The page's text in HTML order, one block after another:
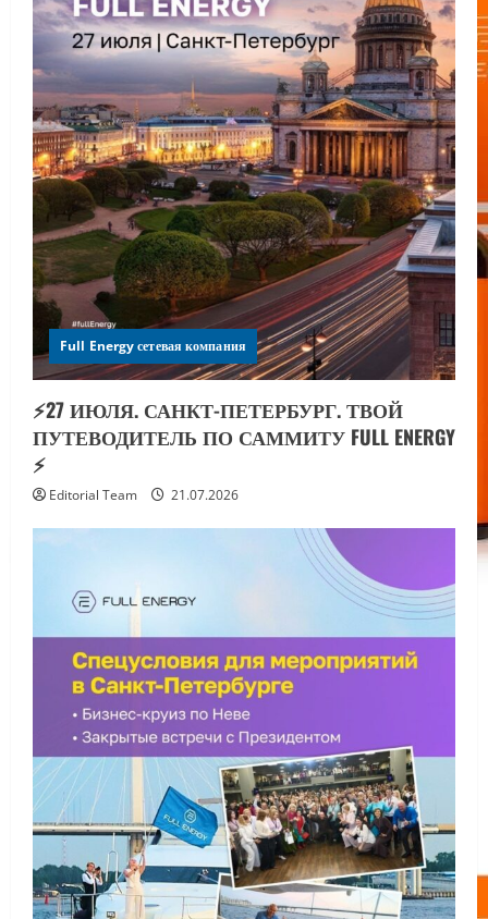
Full Energy сетевая компания
⚡️27 ИЮЛЯ. САНКТ-ПЕТЕРБУРГ. ТВОЙ
ПУТЕВОДИТЕЛЬ ПО САММИТУ FULL ENERGY
⚡️
Editorial Team 21.07.2026